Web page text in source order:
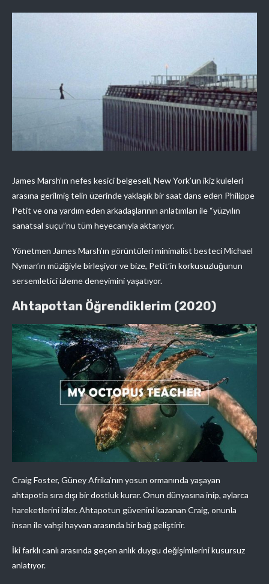
James Marsh’ın nefes kesici belgeseli, New York’un ikiz kuleleri
arasına gerilmiş telin üzerinde yaklaşık bir saat dans eden Philippe
Petit ve ona yardım eden arkadaşlarının anlatımları ile “yüzyılın
sanatsal suçu”nu tüm heyecanıyla aktarıyor.
Yönetmen James Marsh’ın görüntüleri minimalist besteci Michael
Nyman’ın müziğiyle birleşiyor ve bize, Petit’in korkusuzluğunun
sersemletici izleme deneyimini yaşatıyor.
Ahtapottan Öğrendiklerim (2020)
Craig Foster, Güney Afrika’nın yosun ormanında yaşayan
ahtapotla sıra dışı bir dostluk kurar. Onun dünyasına inip, aylarca
hareketlerini izler. Ahtapotun güvenini kazanan Craig, onunla
insan ile vahşi hayvan arasında bir bağ geliştirir.
İki farklı canlı arasında geçen anlık duygu değişimlerini kusursuz
anlatıyor.